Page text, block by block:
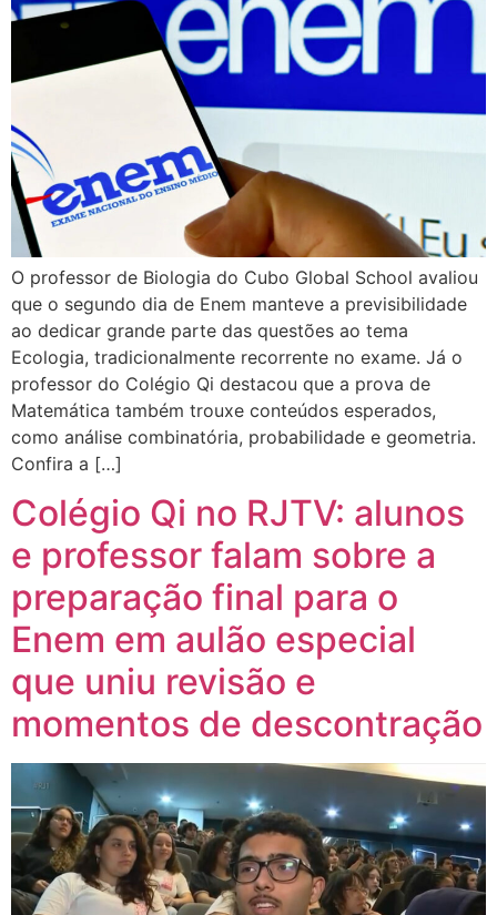
O professor de Biologia do Cubo Global School avaliou
que o segundo dia de Enem manteve a previsibilidade
ao dedicar grande parte das questões ao tema
Ecologia, tradicionalmente recorrente no exame. Já o
professor do Colégio Qi destacou que a prova de
Matemática também trouxe conteúdos esperados,
como análise combinatória, probabilidade e geometria.
Confira a […]
Colégio Qi no RJTV: alunos
e professor falam sobre a
preparação final para o
Enem em aulão especial
que uniu revisão e
momentos de descontração